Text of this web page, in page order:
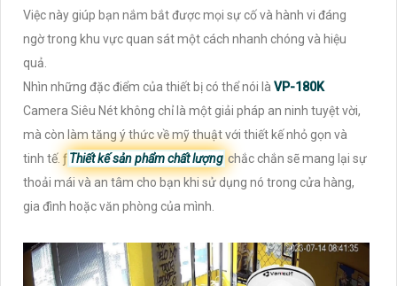
Việc này giúp bạn nắm bắt được mọi sự cố và hành vi đáng
ngờ trong khu vực quan sát một cách nhanh chóng và hiệu
quả.
Nhìn những đặc điểm của thiết bị có thể nói là VP-180K
Camera Siêu Nét không chỉ là một giải pháp an ninh tuyệt vời,
mà còn làm tăng ý thức về mỹ thuật với thiết kế nhỏ gọn và
tinh tế. ƒThiết kế sản phẩm chất lượng chắc chắn sẽ mang lại sự
thoải mái và an tâm cho bạn khi sử dụng nó trong cửa hàng,
gia đình hoặc văn phòng của mình.